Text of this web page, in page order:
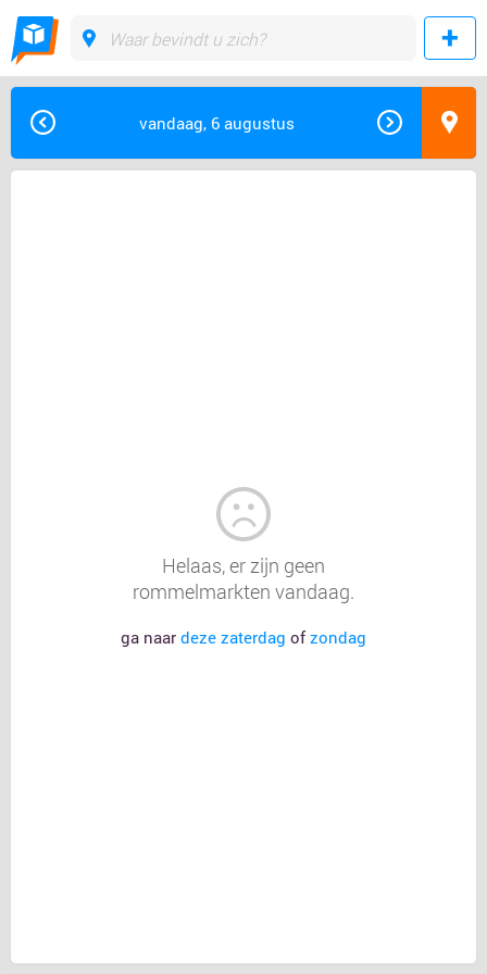
vandaag, 6 augustus
Helaas, er zijn geen
rommelmarkten vandaag.
ga naar deze zaterdag ofzondag